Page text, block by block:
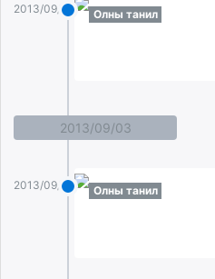
2013/09/04 Олны танил
2013/09/03
2013/09/03 Олны танил